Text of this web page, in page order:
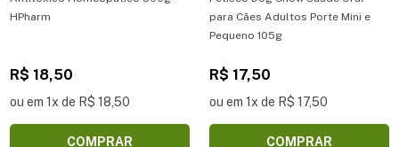
HPharm
R$ 18,50
ou em 1x de R$ 18,50
COMPRAR
para Cães Adultos Porte Mini e
Pequeno 105g
R$ 17,50
ou em 1x de R$ 17,50
COMPRAR